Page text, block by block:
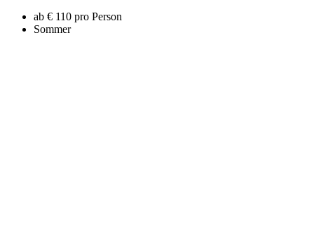
ab € 110 pro Person
Sommer